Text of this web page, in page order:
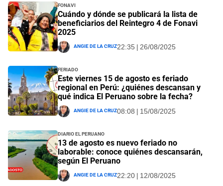
Fonavi
Cuándo y dónde se publicará la lista de
beneficiarios del Reintegro 4 de Fonavi
2025
Angie De La Cruz22:35 | 26/08/2025
Feriado
Este viernes 15 de agosto es feriado
regional en Perú: ¿quiénes descansan y
qué indica El Peruano sobre la fecha?
Angie De La Cruz08:08 | 15/08/2025
Diario El Peruano
13 de agosto es nuevo feriado no
laborable: conoce quiénes descansarán,
según El Peruano
Angie De La Cruz22:20 | 12/08/2025